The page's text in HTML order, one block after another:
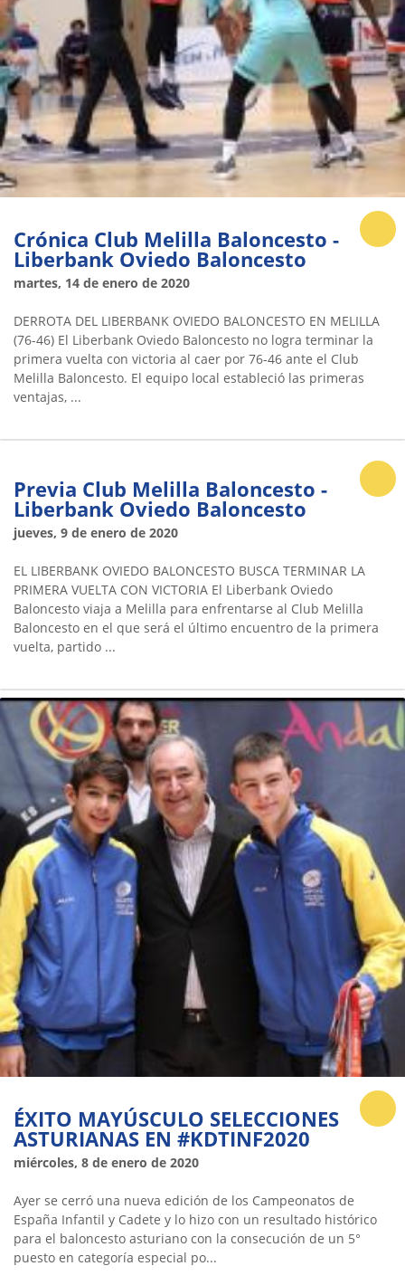
Crónica Club Melilla Baloncesto -
Liberbank Oviedo Baloncesto
martes, 14 de enero de 2020
DERROTA DEL LIBERBANK OVIEDO BALONCESTO EN MELILLA
(76-46) El Liberbank Oviedo Baloncesto no logra terminar la
primera vuelta con victoria al caer por 76-46 ante el Club
Melilla Baloncesto. El equipo local estableció las primeras
ventajas, ...
Previa Club Melilla Baloncesto -
Liberbank Oviedo Baloncesto
jueves, 9 de enero de 2020
EL LIBERBANK OVIEDO BALONCESTO BUSCA TERMINAR LA
PRIMERA VUELTA CON VICTORIA El Liberbank Oviedo
Baloncesto viaja a Melilla para enfrentarse al Club Melilla
Baloncesto en el que será el último encuentro de la primera
vuelta, partido ...
ÉXITO MAYÚSCULO SELECCIONES
ASTURIANAS EN #KDTINF2020
miércoles, 8 de enero de 2020
Ayer se cerró una nueva edición de los Campeonatos de
España Infantil y Cadete y lo hizo con un resultado histórico
para el baloncesto asturiano con la consecución de un 5°
puesto en categoría especial po...